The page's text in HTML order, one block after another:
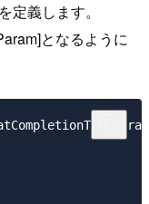
定義します。
となるように